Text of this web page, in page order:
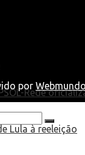
por